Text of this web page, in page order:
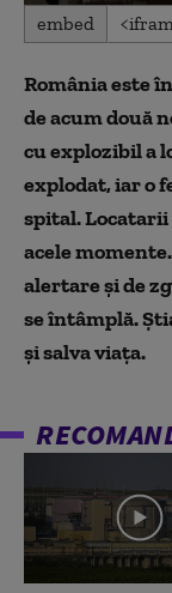
0
seconds
minutes,
40
seconds
embed
România este
de acum două
cu explozibil a
explodat, iar o
spital.
acele
alertare și de
se întâmplă.
și salva viața.